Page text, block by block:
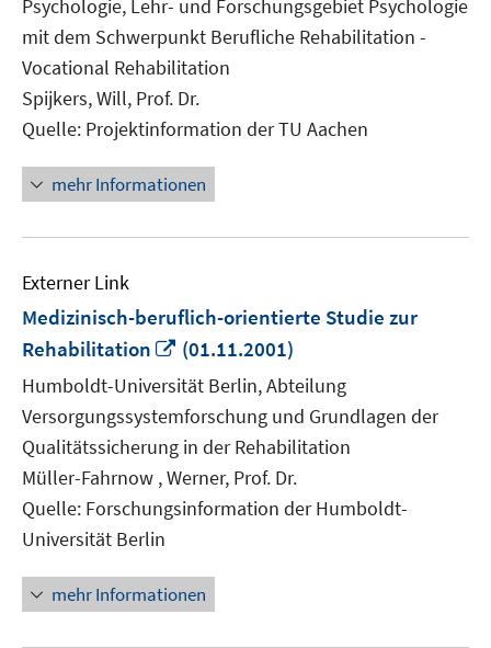
öffnen
Psychologie, Lehr- und Forschungsgebiet Psychologie
mit dem Schwerpunkt Berufliche Rehabilitation -
Vocational Rehabilitation
Spijkers, Will, Prof. Dr.
Quelle: Projektinformation der TU Aachen
mehr Informationen
Externer Link
Medizinisch-beruflich-orientierte Studie zur
Rehabilitation
In
neuem
Fenster
öffnen
(01.11.2001)
Humboldt-Universität Berlin, Abteilung
Versorgungssystemforschung und Grundlagen der
Qualitätssicherung in der Rehabilitation
Müller-Fahrnow , Werner, Prof. Dr.
Quelle: Forschungsinformation der Humboldt-
Universität Berlin
mehr Informationen